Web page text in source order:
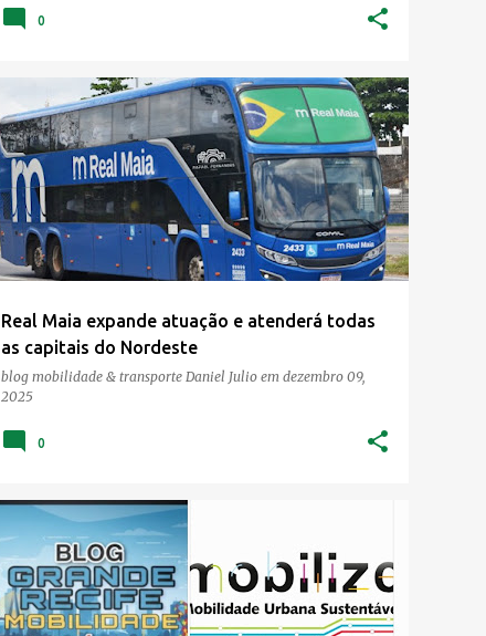
0
Real Maia expande atuação e atenderá todas
as capitais do Nordeste
blog mobilidade & transporte Daniel Julio em dezembro 09,
2025
0